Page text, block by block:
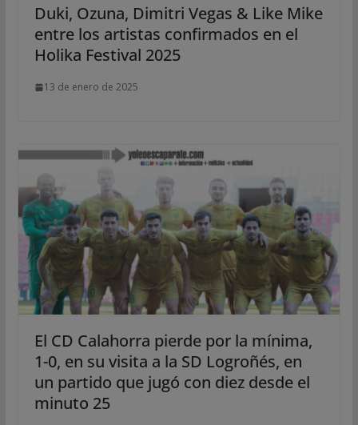
Duki, Ozuna, Dimitri Vegas & Like Mike
entre los artistas confirmados en el
Holika Festival 2025
13 de enero de 2025
El CD Calahorra pierde por la mínima,
1-0, en su visita a la SD Logroñés, en
un partido que jugó con diez desde el
minuto 25